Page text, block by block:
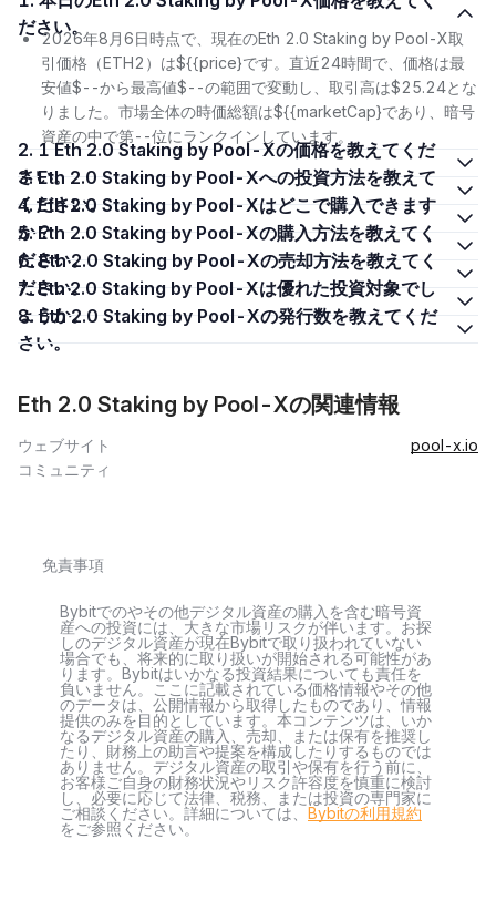
ださい。
2026年8月6日時点で、現在のEth 2.0 Staking by Pool-X取
引価格（ETH2）は${{price}です。直近24時間で、価格は最
安値$--から最高値$--の範囲で変動し、取引高は$25.24とな
りました。市場全体の時価総額は${{marketCap}であり、暗号
資産の中で第--位にランクインしています。
2. 1 Eth 2.0 Staking by Pool-Xの価格を教えてくだ
さい。
3. Eth 2.0 Staking by Pool-Xへの投資方法を教えて
ください。
4. Eth 2.0 Staking by Pool-Xはどこで購入できます
か？
5. Eth 2.0 Staking by Pool-Xの購入方法を教えてく
ださい。
6. Eth 2.0 Staking by Pool-Xの売却方法を教えてく
ださい。
7. Eth 2.0 Staking by Pool-Xは優れた投資対象でし
ょうか。
8. Eth 2.0 Staking by Pool-Xの発行数を教えてくだ
さい。
Eth 2.0 Staking by Pool-Xの関連情報
ウェブサイト
pool-x.io
コミュニティ
免責事項
Bybitでのやその他デジタル資産の購入を含む暗号資
産への投資には、大きな市場リスクが伴います。お探
しのデジタル資産が現在Bybitで取り扱われていない
場合でも、将来的に取り扱いが開始される可能性があ
ります。Bybitはいかなる投資結果についても責任を
負いません。ここに記載されている価格情報やその他
のデータは、公開情報から取得したものであり、情報
提供のみを目的としています。本コンテンツは、いか
なるデジタル資産の購入、売却、または保有を推奨し
たり、財務上の助言や提案を構成したりするものでは
ありません。デジタル資産の取引や保有を行う前に、
お客様ご自身の財務状況やリスク許容度を慎重に検討
し、必要に応じて法律、税務、または投資の専門家に
ご相談ください。詳細については、 Bybitの利用規約
をご参照ください。